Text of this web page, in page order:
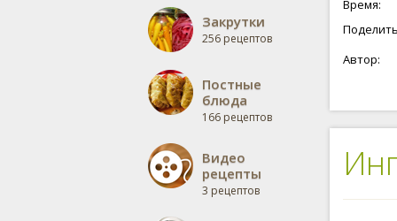
Закрутки
256 рецептов
Постные
блюда
166 рецептов
Видео
рецепты
3 рецептов
которые
Время:
Автор: